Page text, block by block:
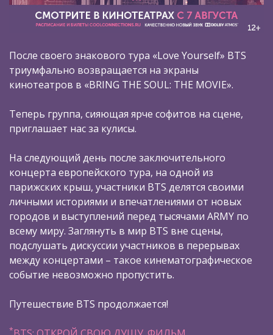
После своего знакового тура «Love Yourself» BTS
триумфально возвращается на экраны
кинотеатров в «BRING THE SOUL: THE MOVIE».
Теперь группа, сияющая ярче софитов на сцене,
приглашает нас за кулисы.
На следующий день после заключительного
концерта европейского тура, на одной из
парижских крыш, участники BTS делятся своими
личными историями и впечатлениями от новых
городов и выступлений перед тысячами ARMY по
всему миру. Заглянуть в мир BTS вне сцены,
подслушать дискуссии участников в перерывах
между концертами – такое кинематографическое
событие невозможно пропустить.
Путешествие BTS продолжается!
*